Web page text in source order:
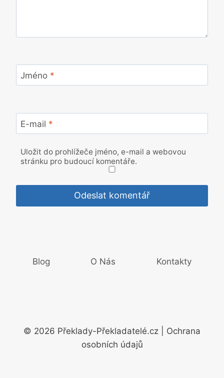
Jméno *
E-mail *
Uložit do prohlížeče jméno, e-mail a webovou
stránku pro budoucí komentáře.
Blog O Nás Kontakty
© 2026 Překlady-Překladatelé.cz | Ochrana
osobních údajů